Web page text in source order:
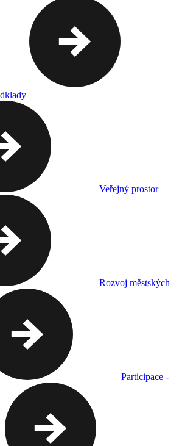
Veřejný prostor
Rozvoj městských
Participace -